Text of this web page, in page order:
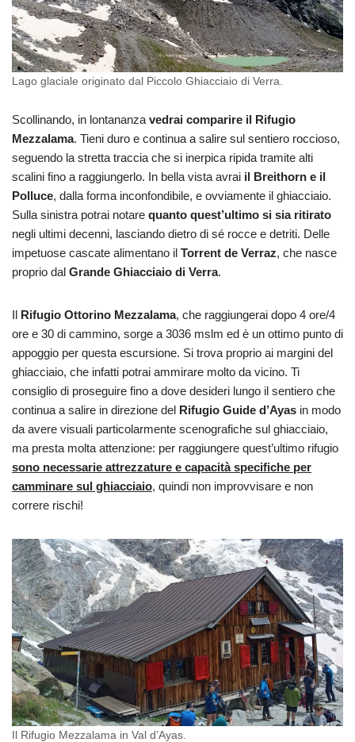
Lago glaciale originato dal Piccolo Ghiacciaio di Verra.
Scollinando, in lontananza vedrai comparire il Rifugio
Mezzalama. Tieni duro e continua a salire sul sentiero roccioso,
seguendo la stretta traccia che si inerpica ripida tramite alti
scalini fino a raggiungerlo. In bella vista avrai il Breithorn e il
Polluce, dalla forma inconfondibile, e ovviamente il ghiacciaio.
Sulla sinistra potrai notare quanto quest’ultimo si sia ritirato
negli ultimi decenni, lasciando dietro di sé rocce e detriti. Delle
impetuose cascate alimentano il Torrent de Verraz, che nasce
proprio dal Grande Ghiacciaio di Verra.
Il Rifugio Ottorino Mezzalama, che raggiungerai dopo 4 ore/4
ore e 30 di cammino, sorge a 3036 mslm ed è un ottimo punto di
appoggio per questa escursione. Si trova proprio ai margini del
ghiacciaio, che infatti potrai ammirare molto da vicino. Ti
consiglio di proseguire fino a dove desideri lungo il sentiero che
continua a salire in direzione del Rifugio Guide d’Ayas in modo
da avere visuali particolarmente scenografiche sul ghiacciaio,
ma presta molta attenzione: per raggiungere quest’ultimo rifugio
sono necessarie attrezzature e capacità specifiche per
camminare sul ghiacciaio, quindi non improvvisare e non
correre rischi!
Il Rifugio Mezzalama in Val d’Ayas.